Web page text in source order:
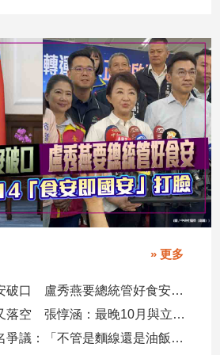
» 更多
賴總統批台中食安破口 盧秀燕要總統管好食安 蔣萬安搬2014「食安即國安」打臉
軍警消加薪預算又落空 張惇涵：最晚10月與立法院溝通
蔣萬安回應遮簽名爭議：「不管是麵線還是油飯，我都很喜歡」